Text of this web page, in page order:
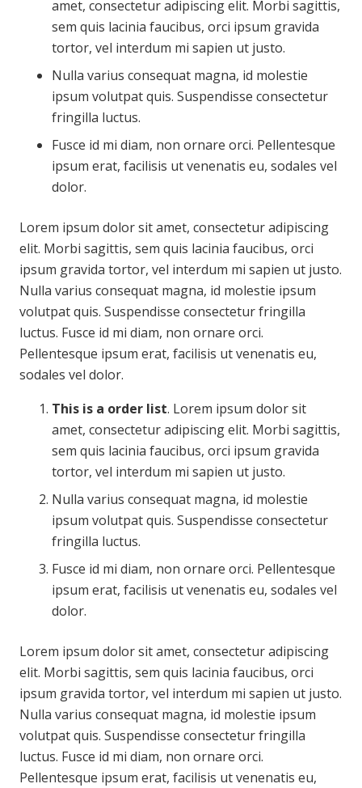
amet, consectetur adipiscing elit. Morbi sagittis,
sem quis lacinia faucibus, orci ipsum gravida
tortor, vel interdum mi sapien ut justo.
Nulla varius consequat magna, id molestie
ipsum volutpat quis. Suspendisse consectetur
fringilla luctus.
Fusce id mi diam, non ornare orci. Pellentesque
ipsum erat, facilisis ut venenatis eu, sodales vel
dolor.
Lorem ipsum dolor sit amet, consectetur adipiscing
elit. Morbi sagittis, sem quis lacinia faucibus, orci
ipsum gravida tortor, vel interdum mi sapien ut justo.
Nulla varius consequat magna, id molestie ipsum
volutpat quis. Suspendisse consectetur fringilla
luctus. Fusce id mi diam, non ornare orci.
Pellentesque ipsum erat, facilisis ut venenatis eu,
sodales vel dolor.
This is a order list. Lorem ipsum dolor sit
amet, consectetur adipiscing elit. Morbi sagittis,
sem quis lacinia faucibus, orci ipsum gravida
tortor, vel interdum mi sapien ut justo.
Nulla varius consequat magna, id molestie
ipsum volutpat quis. Suspendisse consectetur
fringilla luctus.
Fusce id mi diam, non ornare orci. Pellentesque
ipsum erat, facilisis ut venenatis eu, sodales vel
dolor.
Lorem ipsum dolor sit amet, consectetur adipiscing
elit. Morbi sagittis, sem quis lacinia faucibus, orci
ipsum gravida tortor, vel interdum mi sapien ut justo.
Nulla varius consequat magna, id molestie ipsum
volutpat quis. Suspendisse consectetur fringilla
luctus. Fusce id mi diam, non ornare orci.
Pellentesque ipsum erat, facilisis ut venenatis eu,